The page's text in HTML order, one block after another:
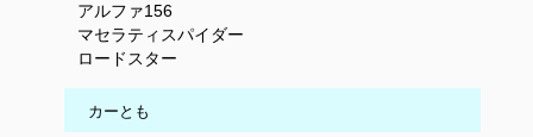
アルファ156
マセラティスパイダー
ロードスター
カーとも